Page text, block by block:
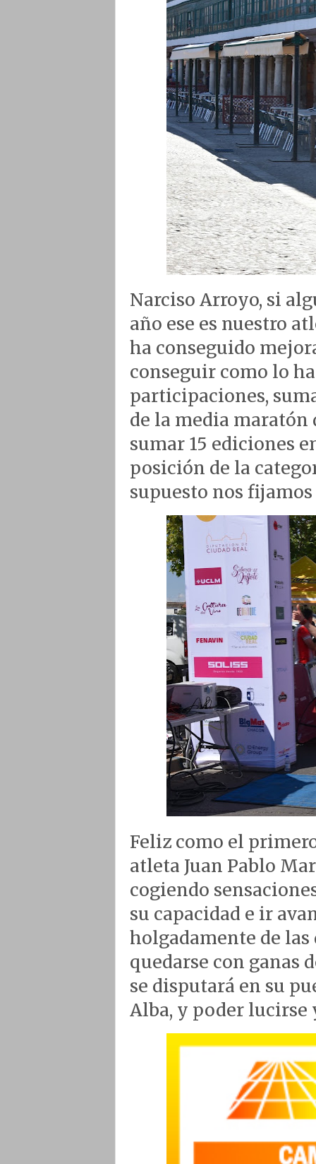
Narciso Arroyo, si
año ese es nuestro
ha conseguido
conseguir como lo
participaciones,
de la media maratón
sumar 15 ediciones
posición de la
supuesto nos
Feliz como el
atleta Juan Pablo
cogiendo
su capacidad e ir
holgadamente de
quedarse con ganas
se disputará en su
Alba, y poder lucirse